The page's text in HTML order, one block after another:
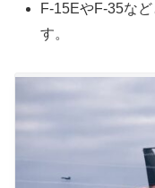
F-15EやF-35な
す。